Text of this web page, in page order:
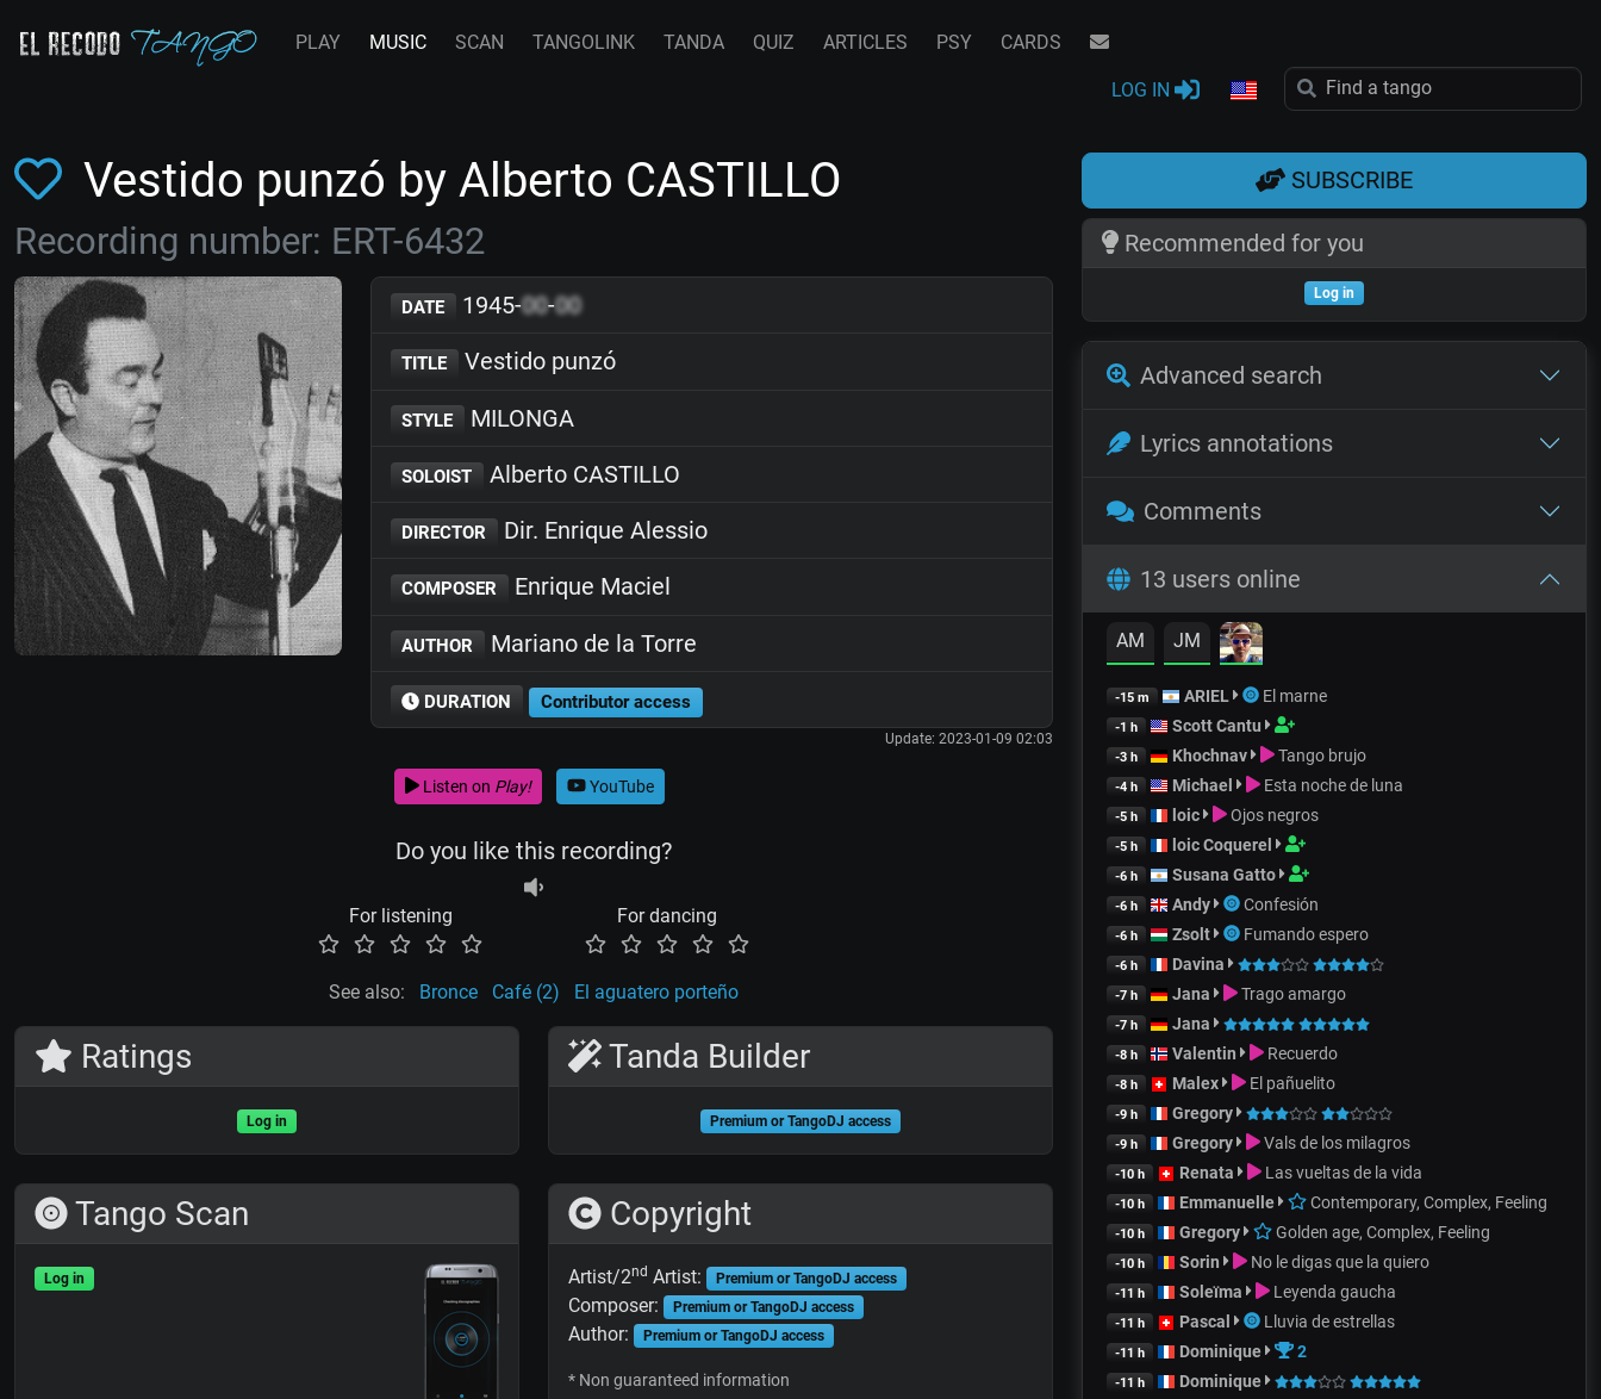
PLAY MUSIC SCAN TANGOLINK TANDA QUIZ ARTICLES PSY CARDS
LOG IN
Vestido punzó by Alberto CASTILLO
Recording number: ERT-6432
DATE 1945-00-00
TITLE Vestido punzó
STYLE MILONGA
SOLOIST Alberto CASTILLO
DIRECTOR Dir. Enrique Alessio
COMPOSER Enrique Maciel
AUTHOR Mariano de la Torre
DURATION Contributor access
Update: 2023-01-09 02:03
Listen on Play! YouTube
Do you like this recording?
For listening For dancing
See also: Bronce Café (2) El aguatero porteño
Ratings
Log in
Tango Scan
Log in
Tanda Builder
Premium or TangoDJ access
Copyright
Artist/2nd Artist: Premium or TangoDJ access
Composer: Premium or TangoDJ access
Author: Premium or TangoDJ access
* Non guaranteed information
SUBSCRIBE
Recommended for you
Log in
Advanced search
Lyrics annotations
Comments
13 users online
AM JM
-15 m ARIEL El marne
-1 h Scott Cantu
-3 h Khochnav Tango brujo
-4 h Michael Esta noche de luna
-5 h loic Ojos negros
-5 h loic Coquerel
-6 h Susana Gatto
-6 h Andy Confesión
-6 h Zsolt Fumando espero
-6 h Davina
-7 h Jana Trago amargo
-7 h Jana
-8 h Valentin Recuerdo
-8 h Malex El pañuelito
-9 h Gregory
-9 h Gregory Vals de los milagros
-10 h Renata Las vueltas de la vida
-10 h Emmanuelle Contemporary, Complex, Feeling
-10 h Gregory Golden age, Complex, Feeling
-10 h Sorin No le digas que la quiero
-11 h Soleïma Leyenda gaucha
-11 h Pascal Lluvia de estrellas
-11 h Dominique 2
-11 h Dominique